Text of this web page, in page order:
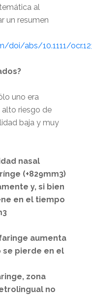
al
un resumen
doi/abs/10.1111/
uno era
riesgo de
baja y muy
nasal
(+829mm3)
y, si bien
en el tiempo
aumenta
se pierde en el
zona
no